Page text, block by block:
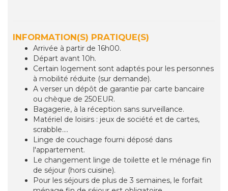
INFORMATION(S) PRATIQUE(S)
Arrivée à partir de 16h00.
Départ avant 10h.
Certain logement sont adaptés pour les personnes
à mobilité réduite (sur demande).
A verser un dépôt de garantie par carte bancaire
ou chèque de 250EUR.
Bagagerie, à la réception sans surveillance.
Matériel de loisirs : jeux de société et de cartes,
scrabble....
Linge de couchage fourni déposé dans
l'appartement.
Le changement linge de toilette et le ménage fin
de séjour (hors cuisine).
Pour les séjours de plus de 3 semaines, le forfait